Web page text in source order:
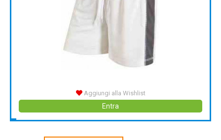
Aggiungi alla Wishlist
Entra